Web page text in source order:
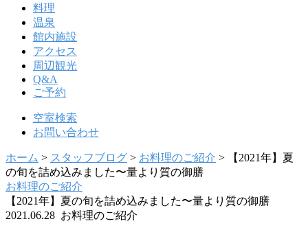
料理
温泉
館内施設
アクセス
周辺観光
Q&A
ご予約
空室検索
お問い合わせ
ホーム > スタッフブログ > お料理のご紹介 >
【2021年】夏
の旬を詰め込みました〜量より質の御膳
お料理のご紹介
【2021年】夏の旬を詰め込みました〜量より質の御膳
2021.06.28 お料理のご紹介